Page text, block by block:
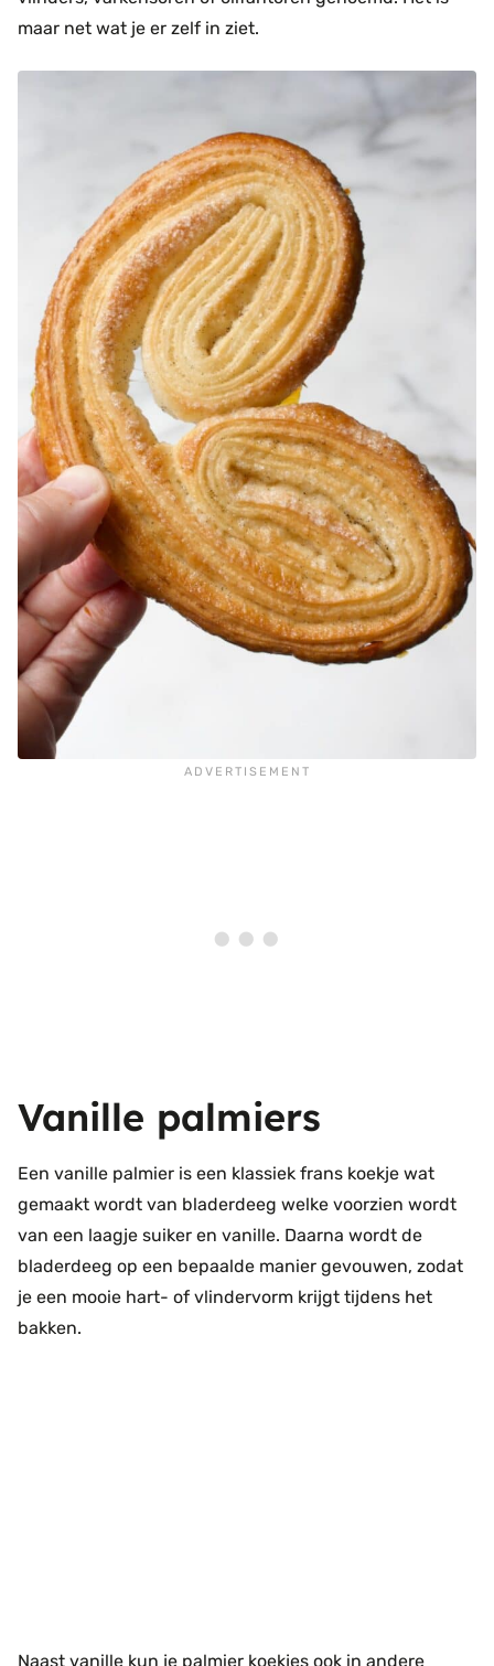
maar net wat je er zelf in ziet.
Vanille palmiers
Een vanille palmier is een klassiek frans koekje wat
gemaakt wordt van bladerdeeg welke voorzien wordt
van een laagje suiker en vanille. Daarna wordt de
bladerdeeg op een bepaalde manier gevouwen, zodat
je een mooie hart- of vlindervorm krijgt tijdens het
bakken.
Naast vanille kun je palmier koekjes ook in andere